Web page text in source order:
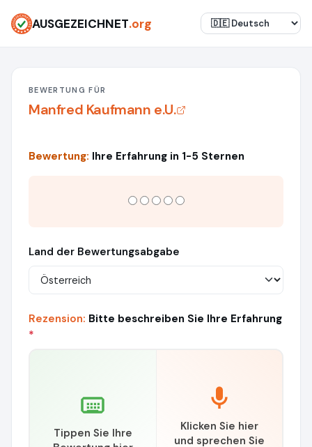
AUSGEZEICHNET.org
BEWERTUNG FÜR
Manfred Kaufmann e.U.
Bewertung: Ihre Erfahrung in 1-5 Sternen
Land der Bewertungsabgabe
Rezension: Bitte beschreiben Sie Ihre Erfahrung
*
Tippen Sie Ihre
Klicken Sie hier
und sprechen Sie